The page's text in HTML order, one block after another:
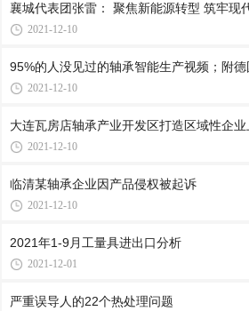
襄城代表团张雷： 聚焦新能源转型 筑牢现
2021-12-10
95%的人没见过的轴承智能生产视频；附德
2021-12-10
大连瓦房店轴承产业开发区打造区域性企业
2021-12-10
临清某轴承企业因产品侵权被起诉
2021-12-10
2021年1-9月工量具进出口分析
2021-12-01
严重误导人的22个热处理问题